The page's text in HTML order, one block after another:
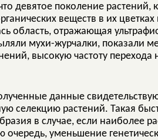
девятое поколение
веществ в их
область, отражающая
мухи-журчалки, показали
высокую частоту
данные
селекцию растений. Такая
в случае, если наиболее
уменьшение